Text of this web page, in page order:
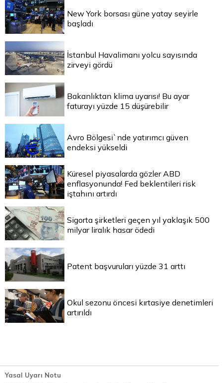
New York borsası güne yatay seyirle
başladı
İstanbul Havalimanı yolcu sayısında
zirveyi gördü
Bakanlıktan klima uyarısı! Bu ayar
faturayı yüzde 15 düşürebilir
Avro Bölgesi`nde yatırımcı güven
endeksi yükseldi
Küresel piyasalarda gözler ABD
enflasyonunda! Fed beklentileri risk
iştahını artırdı
Sigorta şirketleri geçen yıl yaklaşık 500
milyar liralık hasar ödedi
Patent başvuruları yüzde 31 arttı
Okul sezonu öncesi kırtasiye denetimleri
artırıldı
Yasal Uyarı Notu